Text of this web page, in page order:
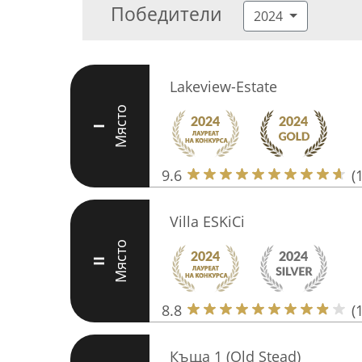
Победители 2024
I Място
Lakeview-Estate
9.6
II Място
Villa ESKiCi
8.8
Къща 1 (Old Stead)